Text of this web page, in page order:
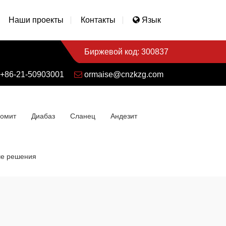
Наши проекты Контакты Язык
Биржевой код: 300837
+86-21-50903001 ormaise@cnzkzg.com
Диабаз Сланец Андезит
решения